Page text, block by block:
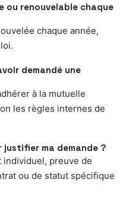
ou renouvelable chaque
chaque année,
demandé une
à la mutuelle
les règles internes de
justifier ma demande ?
individuel, preuve de
ou de statut spécifique